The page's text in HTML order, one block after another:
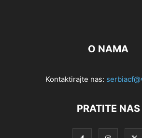
O NAMA
Kontaktirajte nas:
PRATITE NAS